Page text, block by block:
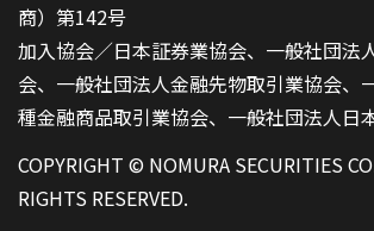
商）第142号
加入協会／日本証券業協会、一般社団法
会、一般社団法人金融先物取引業協会、
種金融商品取引業協会、一般社団法人日
COPYRIGHT © NOMURA SECURITIES
RIGHTS RESERVED.